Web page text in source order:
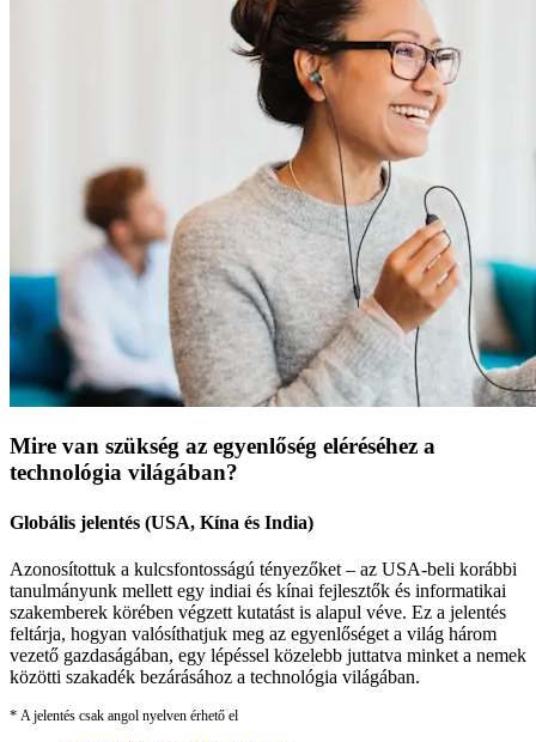
Mire van szükség az egyenlőség eléréséhez a
technológia világában?
Globális jelentés (USA, Kína és India)
Azonosítottuk a kulcsfontosságú tényezőket – az USA-beli korábbi
tanulmányunk mellett egy indiai és kínai fejlesztők és informatikai
szakemberek körében végzett kutatást is alapul véve. Ez a jelentés
feltárja, hogyan valósíthatjuk meg az egyenlőséget a világ három
vezető gazdaságában, egy lépéssel közelebb juttatva minket a nemek
közötti szakadék bezárásához a technológia világában.
* A jelentés csak angol nyelven érhető el